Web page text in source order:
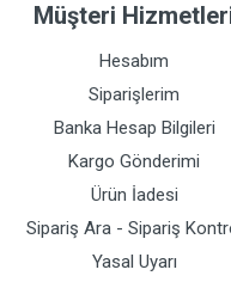
Müşteri
Hesabım
Siparişlerim
Banka Hesap Bilgileri
Kargo Gönderimi
Ürün İadesi
Sipariş Ara - Sipariş
Yasal Uyarı